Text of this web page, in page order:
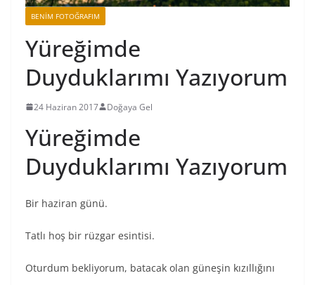
BENIM FOTOĞRAFIM
Yüreğimde
Duyduklarımı Yazıyorum
24 Haziran 2017 Doğaya Gel
Yüreğimde
Duyduklarımı Yazıyorum
Bir haziran günü.
Tatlı hoş bir rüzgar esintisi.
Oturdum bekliyorum, batacak olan güneşin kızıllığını